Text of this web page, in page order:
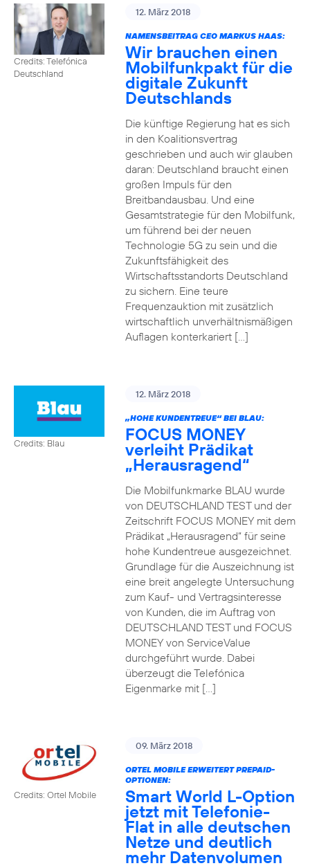
Credits: Telefónica
Deutschland
12. März 2018
NAMENSBEITRAG CEO MARKUS HAAS:
Wir brauchen einen
Mobilfunkpakt für die
digitale Zukunft
Deutschlands
Die künftige Regierung hat es sich
in den Koalitionsvertrag
geschrieben und auch wir glauben
daran: Deutschland braucht einen
großen Impuls für den
Breitbandausbau. Und eine
Gesamtstrategie für den Mobilfunk,
um führend bei der neuen
Technologie 5G zu sein und die
Zukunftsfähigkeit des
Wirtschaftsstandorts Deutschland
zu sichern. Eine teure
Frequenzauktion mit zusätzlich
wirtschaftlich unverhältnismäßigen
Auflagen konterkariert […]
Credits: Blau
12. März 2018
„HOHE KUNDENTREUE“ BEI BLAU:
FOCUS MONEY
verleiht Prädikat
„Herausragend“
Die Mobilfunkmarke BLAU wurde
von DEUTSCHLAND TEST und der
Zeitschrift FOCUS MONEY mit dem
Prädikat „Herausragend“ für seine
hohe Kundentreue ausgezeichnet.
Grundlage für die Auszeichnung ist
eine breit angelegte Untersuchung
zum Kauf- und Vertragsinteresse
von Kunden, die im Auftrag von
DEUTSCHLAND TEST und FOCUS
MONEY von ServiceValue
durchgeführt wurde. Dabei
überzeugt die Telefónica
Eigenmarke mit […]
Credits: Ortel Mobile
09. März 2018
ORTEL MOBILE ERWEITERT PREPAID-
OPTIONEN:
Smart World L-Option
jetzt mit Telefonie-
Flat in alle deutschen
Netze und deutlich
mehr Datenvolumen